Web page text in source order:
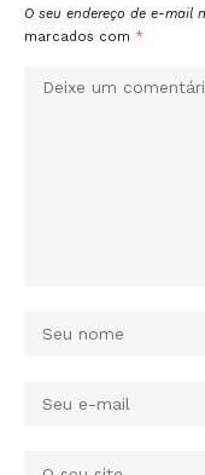
O seu endereço de e-mail
marcados com *